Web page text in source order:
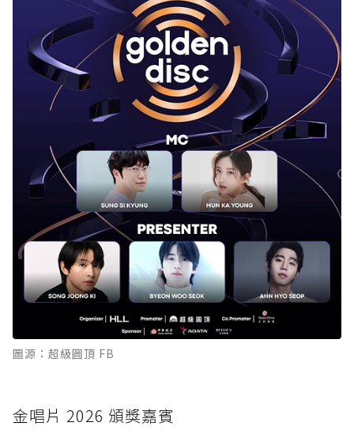
圖源：超級圓頂 FB
金唱片 2026 頒獎嘉賓